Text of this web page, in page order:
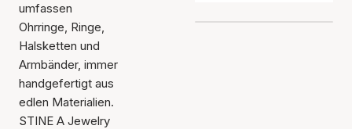
umfassen
Ohrringe, Ringe,
Halsketten und
Armbänder, immer
handgefertigt aus
edlen Materialien.
STINE A Jewelry